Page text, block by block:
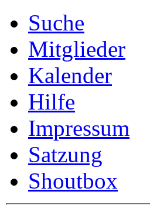
Suche
Mitglieder
Kalender
Hilfe
Impressum
Satzung
Shoutbox